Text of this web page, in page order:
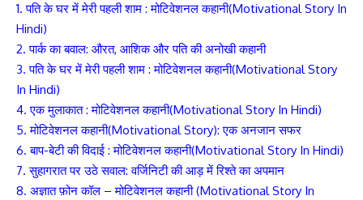
1. पति के घर में मेरी पहली शाम : मोटिवेशनल कहानी(Motivational Story In
Hindi)
2. पार्क का बवाल: औरत, आशिक और पति की अनोखी कहानी
3. पति के घर में मेरी पहली शाम : मोटिवेशनल कहानी(Motivational Story
In Hindi)
4. एक मुलाकात : मोटिवेशनल कहानी(Motivational Story In Hindi)
5. मोटिवेशनल कहानी(Motivational Story): एक अनजान सफर
6. बाप-बेटी की विदाई : मोटिवेशनल कहानी(Motivational Story In Hindi)
7.सुहागरात पर उठे सवाल: वर्जिनिटी की आड़ में रिश्ते का अपमान
8. अज्ञात फ़ोन कॉल – मोटिवेशनल कहानी (Motivational Story In